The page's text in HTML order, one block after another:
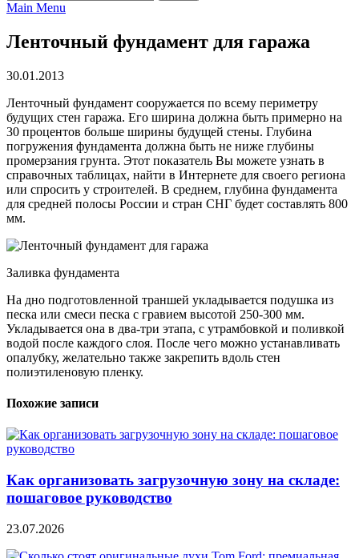
Main Menu
Ленточный фундамент для гаража
30.01.2013
Ленточный фундамент сооружается по всему периметру
будущих стен гаража. Его ширина должна быть примерно на
30 процентов больше ширины будущей стены. Глубина
погружения фундамента должна быть не ниже глубины
промерзания грунта. Этот показатель Вы можете узнать в
справочных таблицах, найти в Интернете для своего региона
или спросить у строителей. В среднем, глубина фундамента
для средней полосы России и стран СНГ будет составлять 800
мм.
Заливка фундамента
На дно подготовленной траншей укладывается подушка из
песка или смеси песка с гравием высотой 250-300 мм.
Укладывается она в два-три этапа, с утрамбовкой и поливкой
водой после каждого слоя. После чего можно устанавливать
опалубку, желательно также закрепить вдоль стен
полиэтиленовую пленку.
Похожие записи
Как организовать загрузочную зону на складе:
пошаговое руководство
23.07.2026